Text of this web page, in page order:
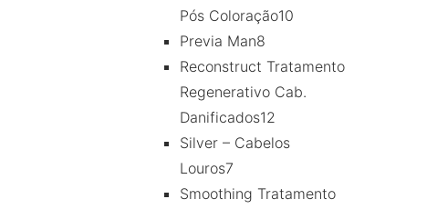
Pós Coloração10
Previa Man8
Reconstruct Tratamento
Regenerativo Cab.
Danificados12
Silver – Cabelos
Louros7
Smoothing Tratamento